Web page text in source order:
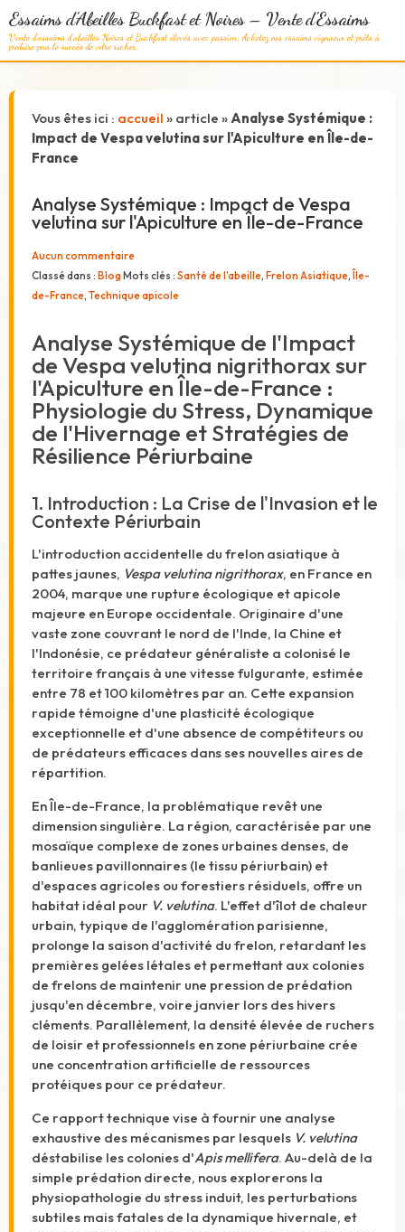
Essaims d'Abeilles Buckfast et Noires – Vente d'Essaims
Vente d'essaims d'abeilles Noires et Buckfast élevés avec passion. Achetez nos essaims vigoureux et prêts à
produire pour le succès de votre rucher.
Vous êtes ici : accueil » article »Analyse Systémique :
Impact de Vespa velutina sur l'Apiculture en Île-de-
France
Analyse Systémique : Impact de Vespa
velutina sur l'Apiculture en Île-de-France
Aucun commentaire
Classé dans : Blog Mots clés : Santé de l'abeille, Frelon Asiatique,Île-
de-France, Technique apicole
Analyse Systémique de l'Impact
de Vespa velutina nigrithorax sur
l'Apiculture en Île-de-France :
Physiologie du Stress, Dynamique
de l'Hivernage et Stratégies de
Résilience Périurbaine
1. Introduction : La Crise de l'Invasion et le
Contexte Périurbain
L'introduction accidentelle du frelon asiatique à
pattes jaunes, Vespa velutina nigrithorax, en France en
2004, marque une rupture écologique et apicole
majeure en Europe occidentale. Originaire d'une
vaste zone couvrant le nord de l'Inde, la Chine et
l'Indonésie, ce prédateur généraliste a colonisé le
territoire français à une vitesse fulgurante, estimée
entre 78 et 100 kilomètres par an. Cette expansion
rapide témoigne d'une plasticité écologique
exceptionnelle et d'une absence de compétiteurs ou
de prédateurs efficaces dans ses nouvelles aires de
répartition.
En Île-de-France, la problématique revêt une
dimension singulière. La région, caractérisée par une
mosaïque complexe de zones urbaines denses, de
banlieues pavillonnaires (le tissu périurbain) et
d'espaces agricoles ou forestiers résiduels, offre un
habitat idéal pour V. velutina. L'effet d'îlot de chaleur
urbain, typique de l'agglomération parisienne,
prolonge la saison d'activité du frelon, retardant les
premières gelées létales et permettant aux colonies
de frelons de maintenir une pression de prédation
jusqu'en décembre, voire janvier lors des hivers
cléments. Parallèlement, la densité élevée de ruchers
de loisir et professionnels en zone périurbaine crée
une concentration artificielle de ressources
protéiques pour ce prédateur.
Ce rapport technique vise à fournir une analyse
exhaustive des mécanismes par lesquels V. velutina
déstabilise les colonies d'Apis mellifera. Au-delà de la
simple prédation directe, nous explorerons la
physiopathologie du stress induit, les perturbations
subtiles mais fatales de la dynamique hivernale, et